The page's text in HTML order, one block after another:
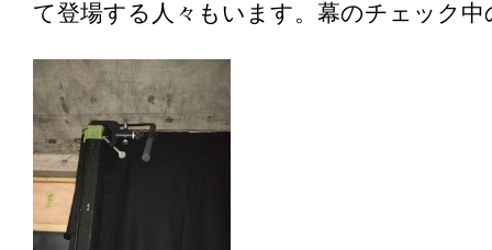
て登場する人々もいます。幕のチェック中